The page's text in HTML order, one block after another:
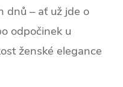
dnů – ať už jde o
odpočinek u
ženské elegance